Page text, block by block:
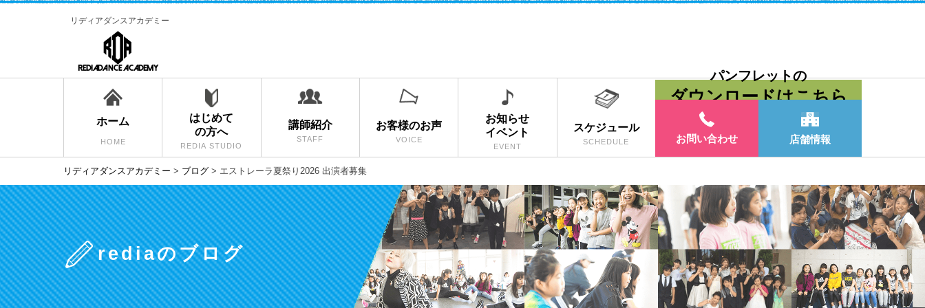
リディアダンスアカデミー
ホーム
HOME
はじめて
の方へ
REDIA STUDIO
講師紹介
STAFF
お客様のお声
VOICE
お知らせ
イベント
EVENT
スケジュール
SCHEDULE
パンフレットの
ダウンロードはこちら
お問い合わせ 店舗情報
リディアダンスアカデミー > ブログ > エストレーラ夏祭り2026 出演者募集
rediaのブログ